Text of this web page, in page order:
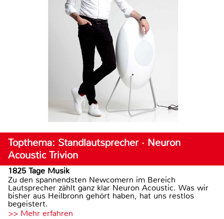
Topthema: Standlautsprecher · Neuron
Acoustic Trivion
1825 Tage Musik
Zu den spannendsten Newcomern im Bereich
Lautsprecher zählt ganz klar Neuron Acoustic. Was wir
bisher aus Heilbronn gehört haben, hat uns restlos
begeistert.
>> Mehr erfahren